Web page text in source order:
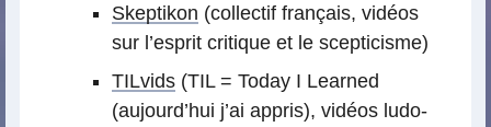
Skeptikon (collectif français, vidéos
sur l’esprit critique et le scepticisme)
TILvids (TIL = Today I Learned
(aujourd’hui j’ai appris), vidéos ludo-